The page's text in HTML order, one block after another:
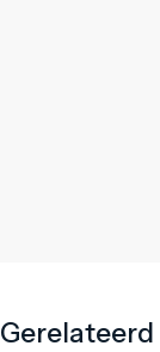
Gerelateerd